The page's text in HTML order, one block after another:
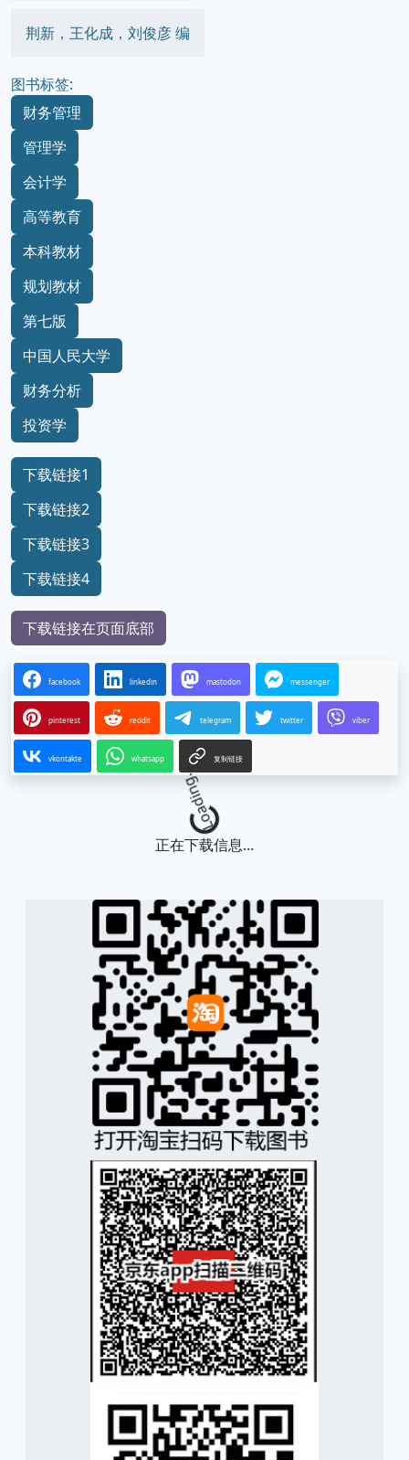
荆新，王化成，刘俊彦 编
图书标签:
财务管理
管理学
会计学
高等教育
本科教材
规划教材
第七版
中国人民大学
财务分析
投资学
下载链接1
下载链接2
下载链接3
下载链接4
下载链接在页面底部
facebook linkedin mastodon messenger
pinterest reddit telegram twitter viber
vkontakte whatsapp 复制链接
Loading...
正在下载信息...